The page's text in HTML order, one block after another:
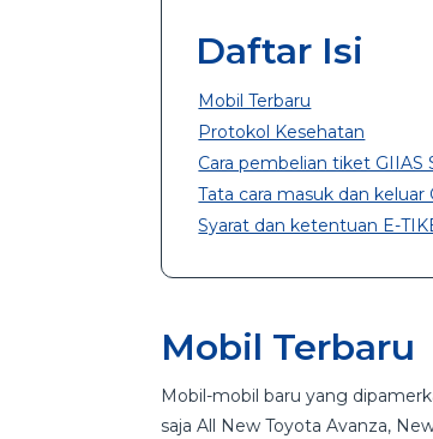
Daftar Isi
Mobil Terbaru
Protokol Kesehatan
Cara pembelian tiket GIIAS
Tata cara masuk dan keluar
Syarat dan ketentuan E-
Mobil Terbaru
Mobil-mobil baru yang
saja All New Toyota Avanza,